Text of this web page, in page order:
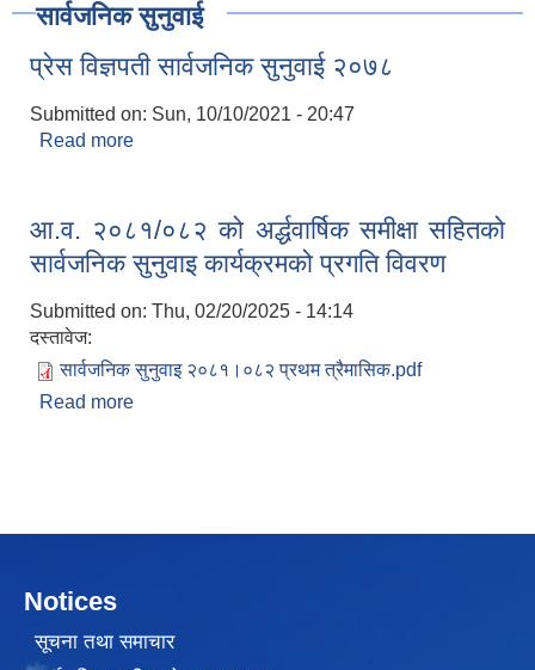
सार्वजनिक सुनुवाई
प्रेस विज्ञपती सार्वजनिक सुनुवाई २०७८
Submitted on: Sun, 10/10/2021 - 20:47
Read more
आ.व. २०८१/०८२ को अर्द्धवार्षिक समीक्षा सहितको
सार्वजनिक सुनुवाइ कार्यक्रमको प्रगति विवरण
Submitted on: Thu, 02/20/2025 - 14:14
दस्तावेज:
सार्वजनिक सुनुवाइ २०८१।०८२ प्रथम त्रैमासिक.pdf
Read more
Notices
सूचना तथा समाचार